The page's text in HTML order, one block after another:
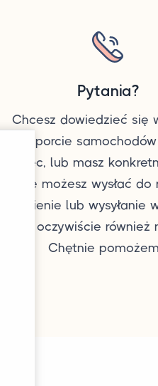
Pytania?
Chcesz dowiedzieć się
transporcie
Niemiec, lub masz
Zawsze możesz wysłać
Dzwonienie lub wysyłanie
jest oczywiście również
Chętnie